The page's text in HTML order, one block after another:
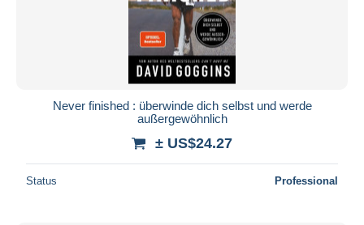
Never finished : überwinde dich selbst und werde
außergewöhnlich
± US$24.27
Status Professional